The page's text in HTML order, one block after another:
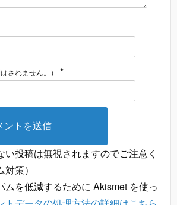
されません。） *
い投稿は無視されますのでご注意く
策）
ムを低減するために Akismet を使っ